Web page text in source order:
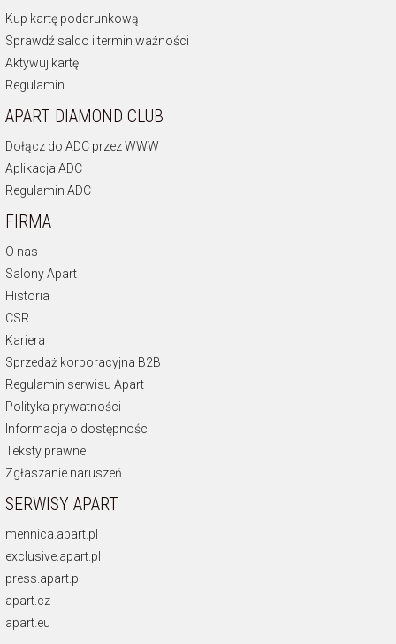
Kup kartę podarunkową
Sprawdź saldo i termin ważności
Aktywuj kartę
Regulamin
APART DIAMOND CLUB
Dołącz do ADC przez WWW
Aplikacja ADC
Regulamin ADC
FIRMA
O nas
Salony Apart
Historia
CSR
Kariera
Sprzedaż korporacyjna B2B
Regulamin serwisu Apart
Polityka prywatności
Informacja o dostępności
Teksty prawne
Zgłaszanie naruszeń
SERWISY APART
mennica.apart.pl
exclusive.apart.pl
press.apart.pl
apart.cz
apart.eu